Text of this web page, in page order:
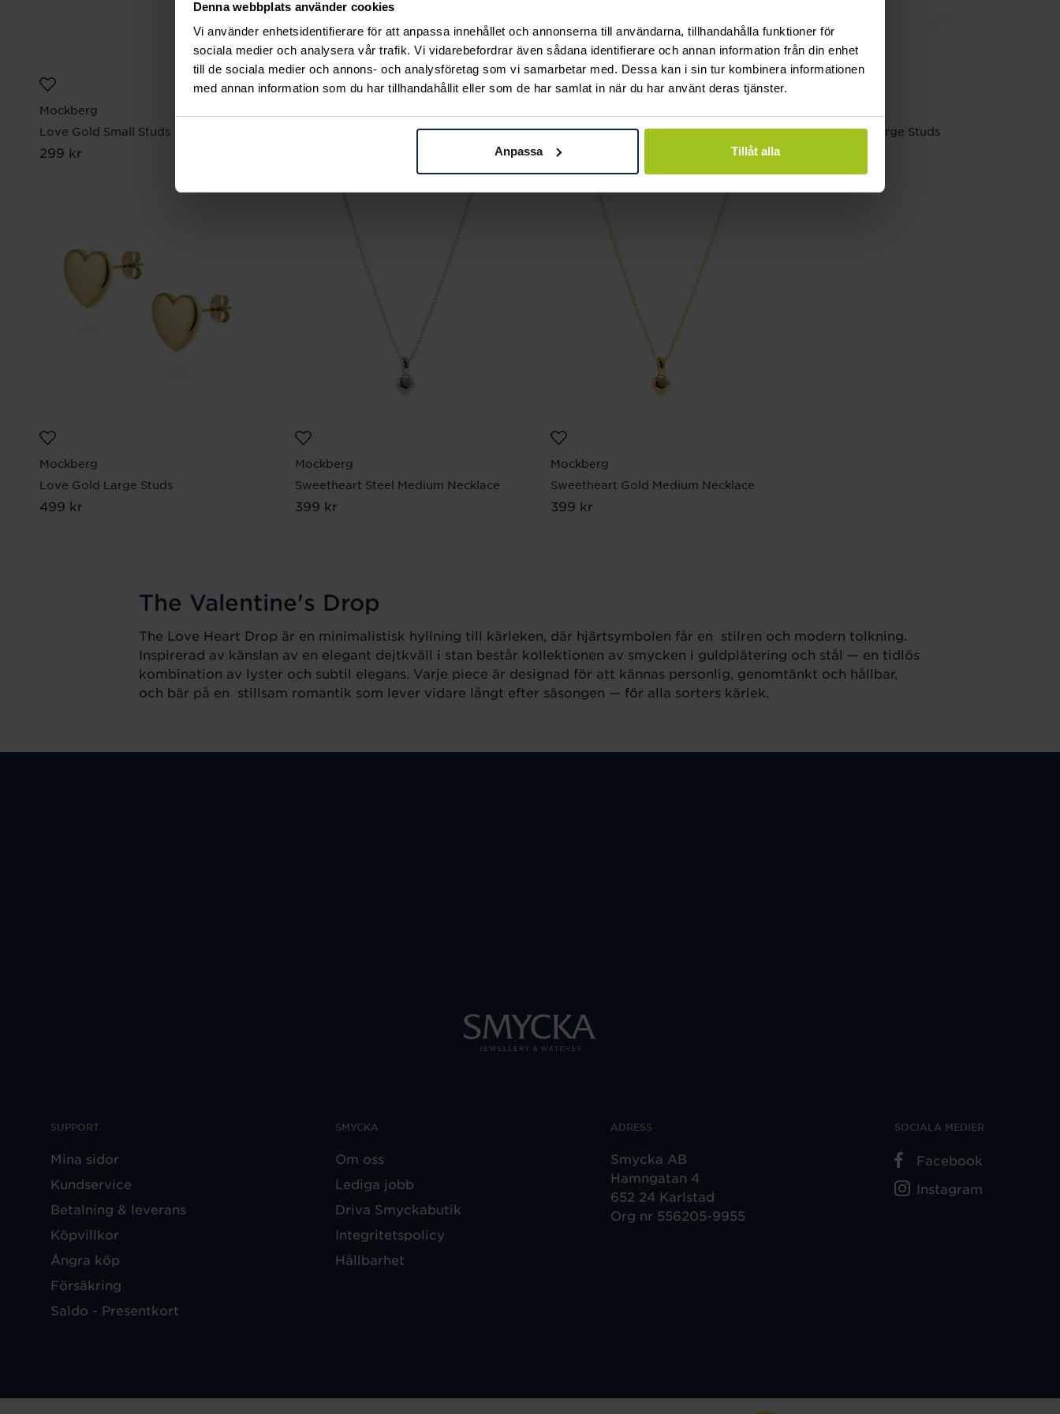
Denna webbplats använder cookies
Vi använder enhetsidentifierare för att anpassa innehållet och annonserna till användarna, tillhandahålla funktioner för
sociala medier och analysera vår trafik. Vi vidarebefordrar även sådana identifierare och annan information från din enhet
till de sociala medier och annons- och analysföretag som vi samarbetar med. Dessa kan i sin tur kombinera informationen
med annan information som du har tillhandahållit eller som de har samlat in när du har använt deras tjänster.
Anpassa Tillåt alla
Mockberg
Love Gold Small Studs
Pris :299 kr
299 kr
Love Steel Medium Studs
Love Gold Medium Studs
Pris
399 kr
Love Steel Large Studs
Mockberg
Love Gold Large Studs
Pris:499 kr
499 kr
Mockberg
Sweetheart Steel Medium Necklace
Pris :399 kr
399 kr
Mockberg
Sweetheart Gold Medium Necklace
Pris :399 kr
399 kr
The Valentine's Drop
The Love Heart Drop är en minimalistisk hyllning till kärleken, där hjärtsymbolen får en stilren och modern tolkning.
Inspirerad av känslan av en elegant dejtkväll i stan består kollektionen av smycken i guldplätering och stål — en tidlös
kombination av lyster och subtil elegans. Varje piece är designad för att kännas personlig, genomtänkt och hållbar,
och bär på en stillsam romantik som lever vidare långt efter säsongen — för alla sorters kärlek.
SUPPORT
Mina sidor
Kundservice
Betalning & leverans
Köpvillkor
Ångra köp
Försäkring
Saldo - Presentkort
SMYCKA
Om oss
Lediga jobb
Driva Smyckabutik
Integritetspolicy
Hållbarhet
ADRESS
Smycka AB
Hamngatan 4
652 24 Karlstad
Org nr 556205-9955
SOCIALA MEDIER
Facebook
Instagram